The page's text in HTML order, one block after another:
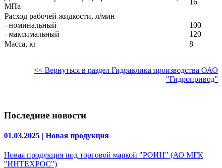
МПа
16
Расход рабочей жидкости, л/мин
- номинальный
- максимальный
100
120
Масса, кг
8
<< Вернуться в раздел Гидравлика производства ОАО
"Гидропривод"
Последние новости
01.03.2025 | Новая продукция
Новая продукция под торговой маркой "РОИН" (АО МГК
"ИНТЕХРОС")